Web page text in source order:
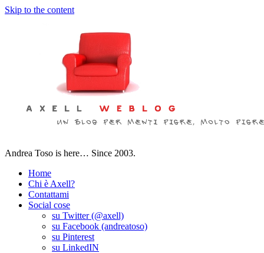
Skip to the content
Andrea Toso is here… Since 2003.
Home
Chi è Axell?
Contattami
Social cose
su Twitter (@axell)
su Facebook (andreatoso)
su Pinterest
su LinkedIN